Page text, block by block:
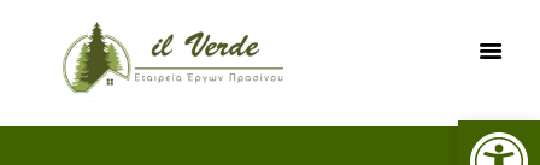
Ανοίξτε τη γραμμή εργαλείων